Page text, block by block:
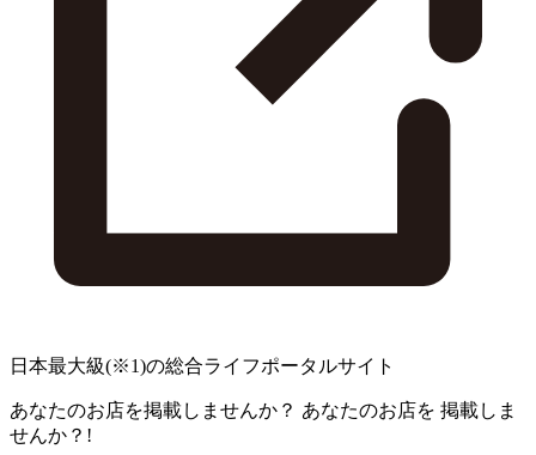
日本最大級(※1)の総合ライフポータルサイト
あなたのお店を掲載しませんか？ あなたのお店を 掲載しま
せんか？!